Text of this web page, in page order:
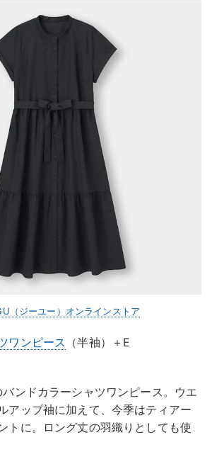
（ジーユー）オンラインストア
ワンピース （半袖）＋E
バンドカラーシャツワンピース。ウエ
アップ袖に加えて、今季はティアー
トに。ロング丈の羽織りとしても使